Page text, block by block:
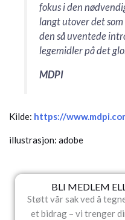
fokus i den
langt utover det
den så uventede
legemidler på det
MDPI
Kilde: https://
illustrasjon: adobe
BLI MEDLEM
Støtt vår sak ved å
et bidrag – vi trenger